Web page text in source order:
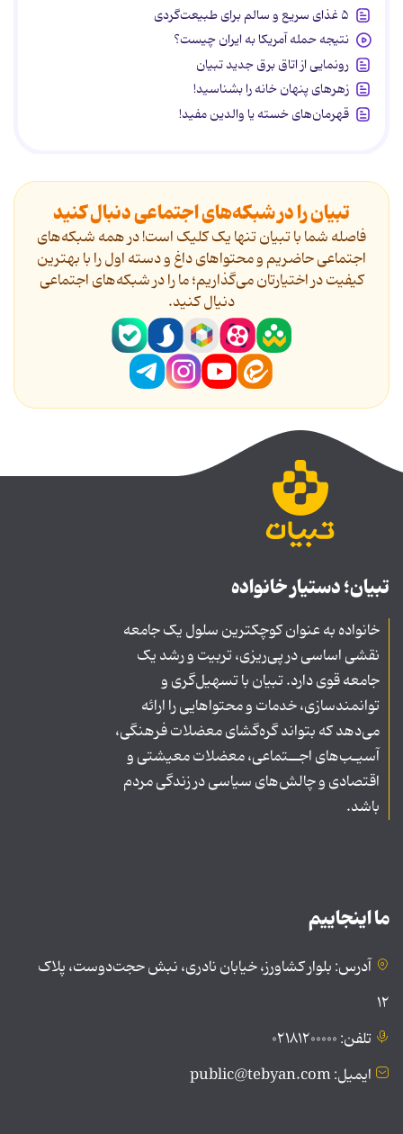
۵ غذای سریع و سالم برای طبیعت‌گردی
نتیجه حمله آمریکا به ایران چیست؟
رونمایی از اتاق برق جدید تبیان
زهرهای پنهان خانه را بشناسید!
قهرمان‌های خسته یا والدین مفید!
تبیان را در شبکه‌های اجتماعی دنبال کنید
فاصله شما با تبیان تنها یک کلیک است! در همه شبکه‌های
اجتماعی حاضریم و محتواهای داغ و دسته اول را با بهترین
کیفیت در اختیارتان می‌گذاریم؛ ما را در شبکه‌های اجتماعی
دنیال کنید.
تبیان؛ دستیار خانواده
خانواده به عنوان کوچکترین سلول یک جامعه
نقشی اساسی در پی‌ریزی، تربیت و رشد یک
جامعه قوی دارد. تبیان با تسهیل‌گری و
توانمندسازی، خدمات و محتواهایی را ارائه
می‌دهد که بتواند گره‌گشای معضلات فرهنگی،
آسیـب‌های اجــتماعی، معضلات معیشتی و
اقتصادی و چالش‌های سیاسی در زندگی مردم
باشد.
ما اینجاییم
آدرس: بلوار کشاورز، خیابان نادری، نبش حجت‌دوست، پلاک
۱۲
تلفن: ۰۲۱۸۱۲۰۰۰۰۰
ایمیل: public@tebyan.com